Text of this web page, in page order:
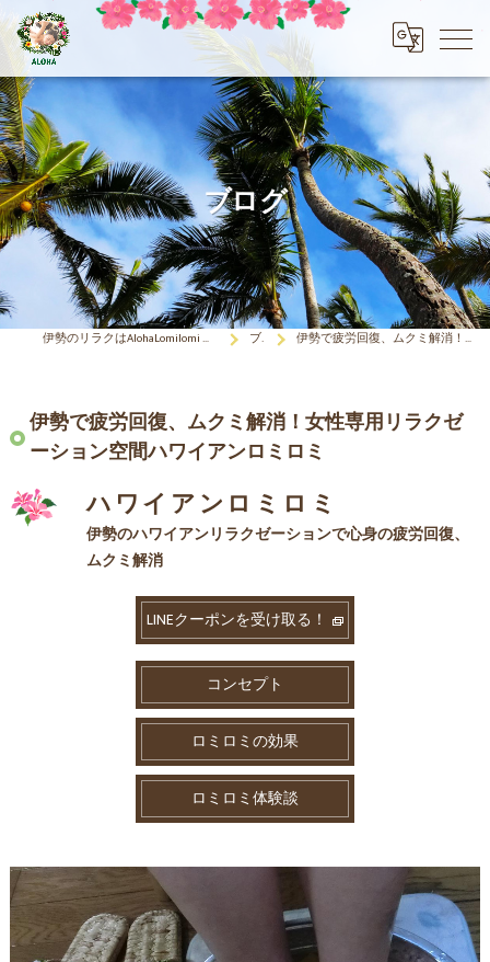
ブログ
伊勢のリラクはAlohaLomilomi HOKULELEcoco(アロハロミロミ ホクレレココ)☆彡 ブログ 伊勢で疲労回復、ムクミ解消！女性専用リラクゼーション空間ハワイアンロミロミ
伊勢で疲労回復、ムクミ解消！女性専用リラクゼ
ーション空間ハワイアンロミロミ
伊勢のハワイアンリラクゼーションで心身の疲労回復、
ムクミ解消
ハワイアンロミロミ
LINEクーポンを受け取る！
コンセプト
ロミロミの効果
ロミロミ体験談